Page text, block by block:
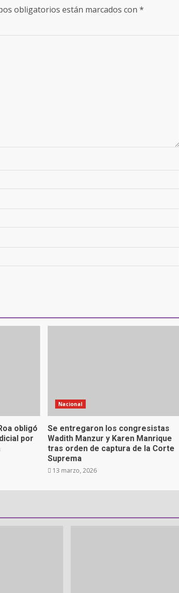
obligatorios están marcados con *
obligó
por
Nacional
Se entregaron los congresistas
Wadith Manzur y Karen Manrique
tras orden de captura de la Corte
Suprema
13 marzo, 2026